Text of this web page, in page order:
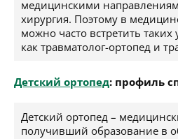
медицинскими
хирургия. Поэтому в
можно часто встретить таких
как травматолог-ортопед и
Детский ортопед: профиль
Детский ортопед –
получивший образование в